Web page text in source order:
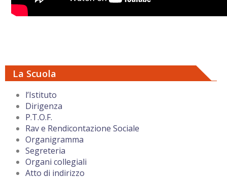
La Scuola
l’Istituto
Dirigenza
P.T.O.F.
Rav e Rendicontazione Sociale
Organigramma
Segreteria
Organi collegiali
Atto di indirizzo